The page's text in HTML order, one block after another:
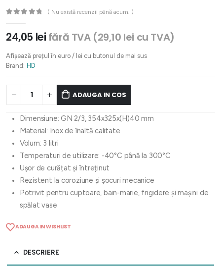
( Nu există recenzii până acum. )
24,05 lei fără TVA (29,10 lei cu TVA)
Afișează prețul în euro / lei cu butonul de mai sus
Brand: HD
ADAUGA IN COS
Dimensiune: GN 2/3, 354x325x(H)40 mm
Material: Inox de înaltă calitate
Volum: 3 litri
Temperaturi de utilizare: -40°C până la 300°C
Ușor de curățat și întreținut
Rezistent la coroziune și șocuri mecanice
Potrivit pentru cuptoare, bain-marie, frigidere și mașini de
spălat vase
ADAUGA IN WISHLIST
DESCRIERE